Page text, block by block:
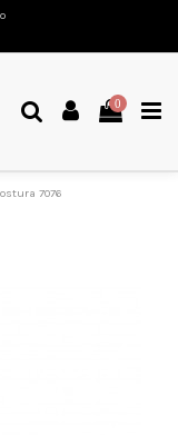
0
7076